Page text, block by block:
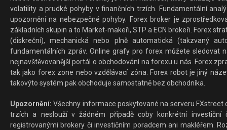
volatility a prudké pohyby v finančních trzích. Fundamentální
upozornění na nebezpečné pohyby. Forex broker je
základních skupin a to Market-makeři, STP a ECN brokeři. Forex
(diskreční), mechanická nebo plně automatická (takzvaný
fundamentálních zpráv. Online grafy pro forex můžete sledovat
nejnavštěvovanější portál o obchodování na forexu u nás. Forex
tak jako forex zone nebo vzdělávací zóna. Forex robot je jiný
takovýto systém pak obchoduje samostatně bez obchodníka.
Upozornění: Všechny informace poskytované na serveru
trzích a neslouží v žádném případě coby konkrétní investiční
registrovanými brokery či investičním poradcem ani makléřem.